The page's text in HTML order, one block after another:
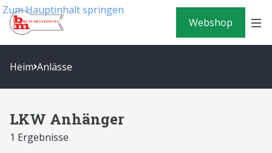
Zum Hauptinhalt springen
Webshop
Heim Anlässe
LKW Anhänger
1 Ergebnisse